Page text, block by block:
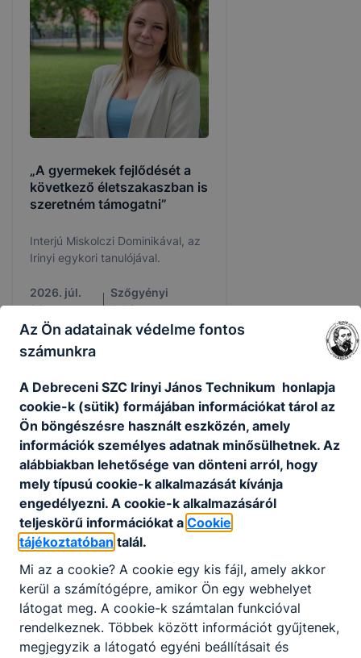
„A gyermekek fejlődését a
következő életszakaszban is
szeretném támogatni”
Interjú Miskolczi Dominikával, az
Irinyi egykori tanulójával.
2026. júl.
26.
Szőgyényi
Adrienn
FONTOS DÁTUMOK
Tisztelt Szülők! Kedves Diákok!
2026. jún. 24. DSZC Irinyi
Az Ön adatainak védelme fontos
számunkra
A Debreceni SZC Irinyi János Technikum honlapja
cookie-k (sütik) formájában információkat tárol az
Ön böngészésre használt eszközén, amely
információk személyes adatnak minősülhetnek. Az
alábbiakban lehetősége van dönteni arról, hogy
mely típusú cookie-k alkalmazását kívánja
engedélyezni. A cookie-k alkalmazásáról
teljeskörű információkat a Cookie
tájékoztatóban talál.
Mi az a cookie? A cookie egy kis fájl, amely akkor
kerül a számítógépre, amikor Ön egy webhelyet
látogat meg. A cookie-k számtalan funkcióval
rendelkeznek. Többek között információt gyűjtenek,
megjegyzik a látogató egyéni beállításait és